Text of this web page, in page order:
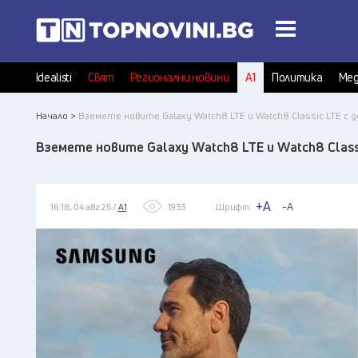
Idealisti Свят Регионални новини А1 Политика
Начало > Вземете новите Galaxy Watch8 LTE и Watch8 Classic LTE
Вземете новите Galaxy Watch8 LTE и Watch8
16:18, 04 авг 25 / А1 1933 Шрифт: +A -A